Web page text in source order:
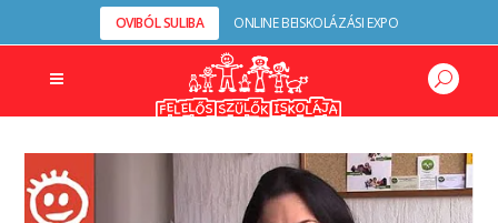
OVIBÓL SULIBA ONLINE BEISKOLÁZÁSI EXPO